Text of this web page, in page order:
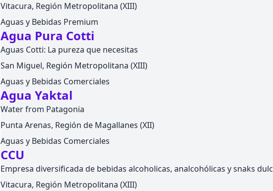
Vitacura, Región Metropolitana (XIII)
Aguas y Bebidas Premium
Agua Pura Cotti
Aguas Cotti: La pureza que necesitas
San Miguel, Región Metropolitana (XIII)
Aguas y Bebidas Comerciales
Agua Yaktal
Water from Patagonia
Punta Arenas, Región de Magallanes (XII)
Aguas y Bebidas Comerciales
CCU
Empresa diversificada de bebidas alcoholicas, analcohólicas y snaks
Vitacura, Región Metropolitana (XIII)